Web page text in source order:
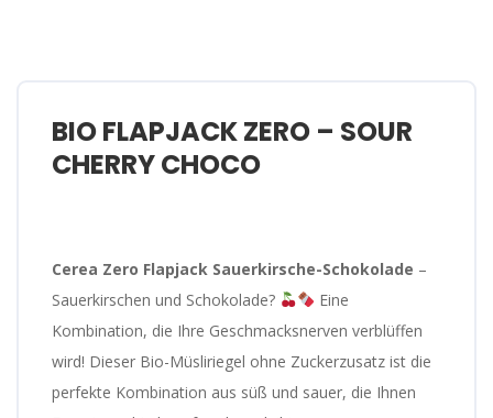
BIO FLAPJACK ZERO – SOUR
CHERRY CHOCO
Cerea Zero Flapjack Sauerkirsche-Schokolade –
Sauerkirschen und Schokolade?
Eine
Kombination, die Ihre Geschmacksnerven verblüffen
wird! Dieser Bio-Müsliriegel ohne Zuckerzusatz ist die
perfekte Kombination aus süß und sauer, die Ihnen